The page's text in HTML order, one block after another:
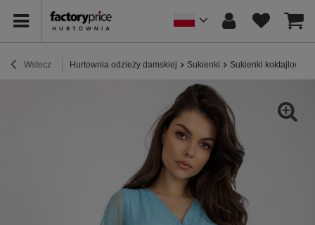
Wstecz Hurtownia odzieży damskiej Sukienki Sukienki koktajlowe /